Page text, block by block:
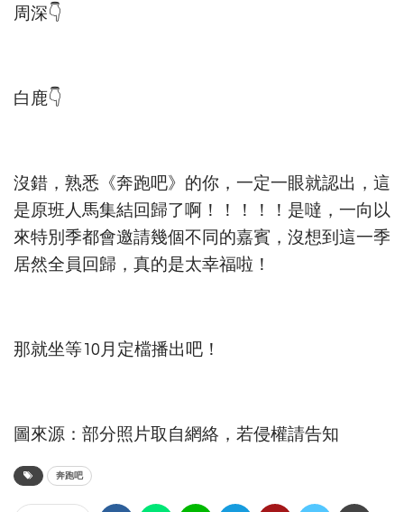
周深👇
白鹿👇
沒錯，熟悉《奔跑吧》的你，一定一眼就認出，這
是原班人馬集結回歸了啊！！！！！是噠，一向以
來特別季都會邀請幾個不同的嘉賓，沒想到這一季
居然全員回歸，真的是太幸福啦！
那就坐等10月定檔播出吧！
圖來源：部分照片取自網絡，若侵權請告知
奔跑吧